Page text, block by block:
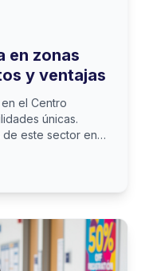
en zonas
y ventajas
el Centro
únicas.
este sector en